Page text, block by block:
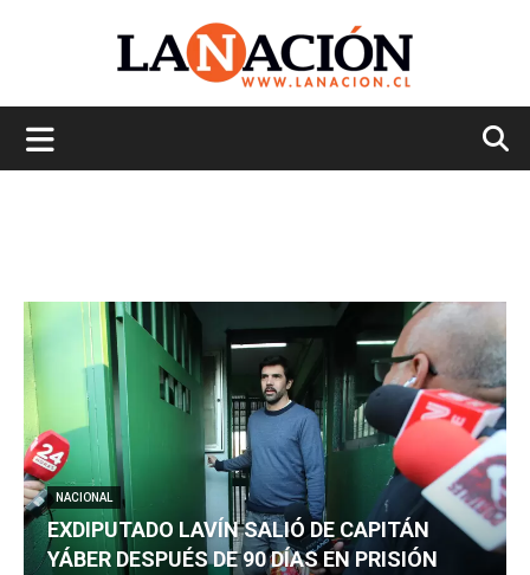
NACIONAL
EXDIPUTADO LAVÍN SALIÓ DE CAPITÁN
YÁBER DESPUÉS DE 90 DÍAS EN PRISIÓN